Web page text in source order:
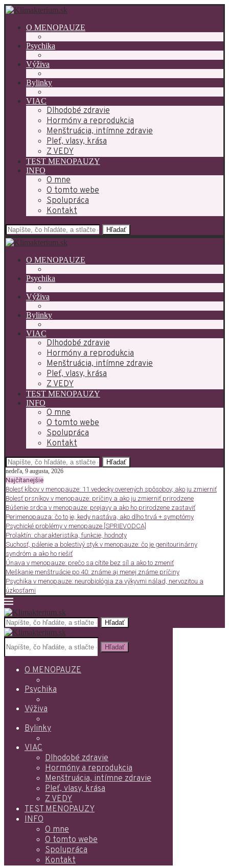
O MENOPAUZE
Psychika
Výživa
Bylinky
VIAC
Dlhodobé zdravie
Hormóny a reprodukcia
Menštruácia, intímne zdravie
Pleť, vlasy, krása
Z VEDY
TEST MENOPAUZY
INFO
O mne
O tomto webe
Spolupráca
Kontakt
Hľadať
O MENOPAUZE
Psychika
Výživa
Bylinky
VIAC
Dlhodobé zdravie
Hormóny a reprodukcia
Menštruácia, intímne zdravie
Pleť, vlasy, krása
Z VEDY
TEST MENOPAUZY
INFO
O mne
O tomto webe
Spolupráca
Kontakt
Hľadať
nedeľa, 9 augusta, 2026
Najčítanejšie
Bolesť kĺbov v menopauze: 11 vedecky overených spôsobov, ako ju zmierniť
Bolesť prsníkov v menopauze: príčiny a ako ju zmierniť prirodzene
Búšenie srdca v menopauze: prejavy a ako ho prirodzene zastaviť
Perimenopauza: čo to je, kedy nastáva, ako dlho trvá + symptómy
Psychické problémy v menopauze [SPRIEVODCA]
Prolaktín: charakteristika, funkcie, hodnoty
Suchosť, pálenie a bolestivý styk v menopauze: čo je genitourinárny
syndróm a ako ho riešiť
Únava v menopauze: prečo sa cítite bez síl a ako to zmeniť
Meškanie menštruácie po 40: známe aj menej známe príčiny
Psychika v menopauze: neurobiológia za výkyvmi nálad, nervozitou a
úzkosťami
Hľadať
Hľadať
O MENOPAUZE
Psychika
Výživa
Bylinky
VIAC
Dlhodobé zdravie
Hormóny a reprodukcia
Menštruácia, intímne zdravie
Pleť, vlasy, krása
Z VEDY
TEST MENOPAUZY
INFO
O mne
O tomto webe
Spolupráca
Kontakt